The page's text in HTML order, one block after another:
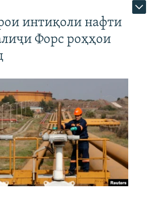
интиқоли нафти
Форс роҳҳои